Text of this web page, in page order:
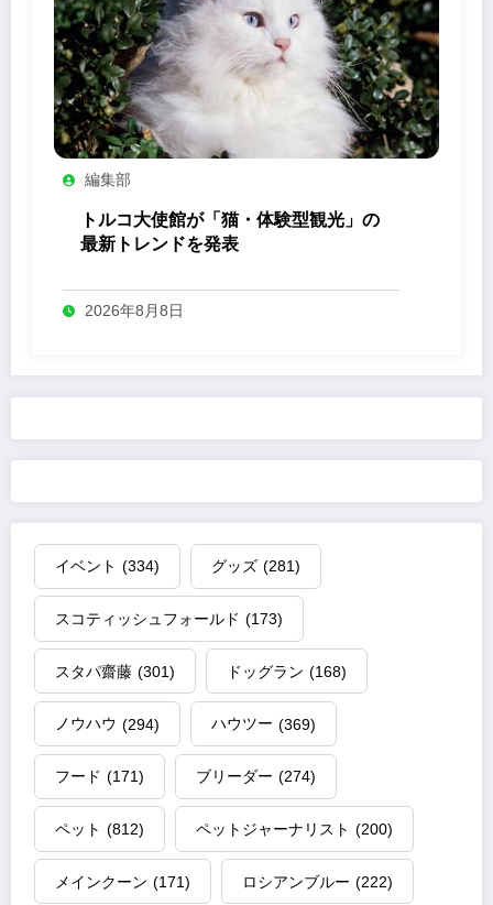
編集部
トルコ大使館が「猫・体験型観光」の
最新トレンドを発表
2026年8月8日
イベント (334) グッズ (281)
スコティッシュフォールド (173)
スタパ齋藤 (301) ドッグラン (168)
ノウハウ (294) ハウツー (369)
フード (171) ブリーダー (274)
ペット (812) ペットジャーナリスト (200)
メインクーン (171) ロシアンブルー (222)